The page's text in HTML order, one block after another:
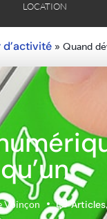
LOCATION
» Quand
qu’un
Voinçon Articles